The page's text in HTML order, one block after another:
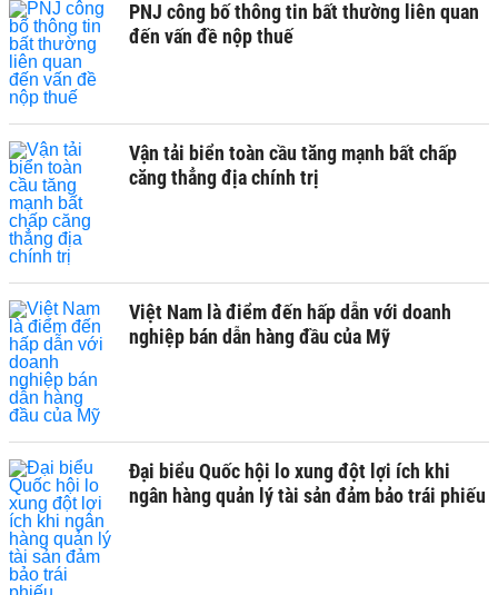
PNJ công bố thông tin bất thường liên quan
đến vấn đề nộp thuế
Vận tải biển toàn cầu tăng mạnh bất chấp
căng thẳng địa chính trị
Việt Nam là điểm đến hấp dẫn với doanh
nghiệp bán dẫn hàng đầu của Mỹ
Đại biểu Quốc hội lo xung đột lợi ích khi
ngân hàng quản lý tài sản đảm bảo trái phiếu